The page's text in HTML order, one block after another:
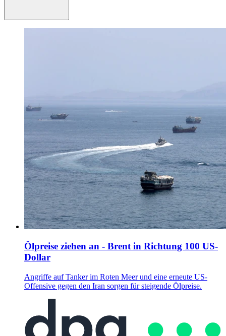
Ölpreise ziehen an - Brent in Richtung 100 US-
Dollar
Angriffe auf Tanker im Roten Meer und eine erneute US-
Offensive gegen den Iran sorgen für steigende Ölpreise.